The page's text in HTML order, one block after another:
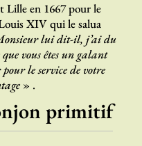
Lille en 1667 pour le
XIV qui le salua
lui dit-il, j’ai du
vous êtes un galant
le service de votre
» .
primitif